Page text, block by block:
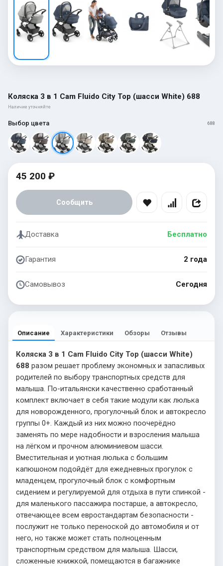
Коляска 3 в 1 Cam Fluido City Top (шасси White) 688
Наличие уточняйте
Выбор цвета 688
45 200 ₽
Сообщить
Доставка Бесплатно
Гарантия 2 года
Самовывоз Сегодня
Описание Характеристики Обзоры Отзывы
Коляска 3 в 1 Cam Fluido City Top (шасси White)
688 разом решает проблему экономных и запасливых
родителей по выбору транспортных средств для
малыша. По-итальянски качественно сработанный
комплект включает в себя такие модули как люлька
для новорожденного, прогулочный блок и автокресло
группы 0+. Каждый из них можно поочерёдно
заменять по мере надобности и взросления малыша
на лёгком и прочном алюминиевом шасси.
Вместительная и уютная люлька с большим
капюшоном подойдёт для ежедневных прогулок с
младенцем, прогулочный блок с комфортным
сидением и регулируемой для отдыха в пути спинкой -
для маленького пассажира постарше, а автокресло,
отвечающее всем евростандартам безопасности -
послужит не только переноской до автомобиля и от
него, но также может стать полноценным
транспортным средством для малыша. Шасси,
сложенные книжкой, помещаются в багажнике